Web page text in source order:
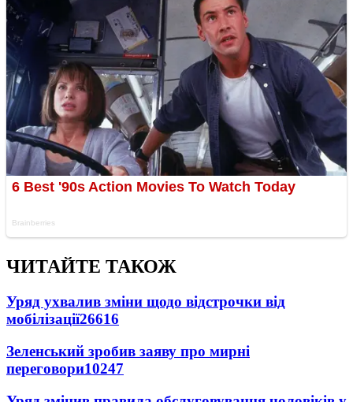
ЧИТАЙТЕ ТАКОЖ
Уряд ухвалив зміни щодо відстрочки від
мобілізації26616
Зеленський зробив заяву про мирні
переговори10247